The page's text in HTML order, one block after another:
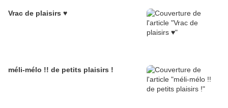
Vrac de plaisirs ♥
méli-mélo !! de petits plaisirs !